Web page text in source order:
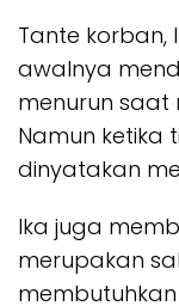
Tante korban,
awalnya
menurun saat
Namun ketika
dinyatakan
Ika juga
merupakan